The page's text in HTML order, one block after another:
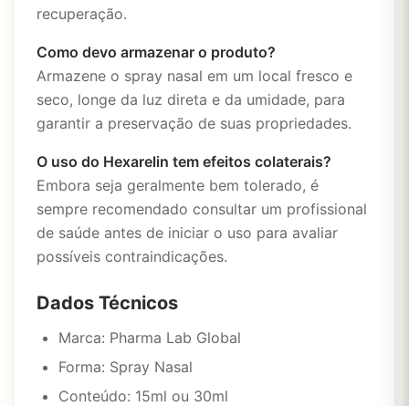
recuperação.
Como devo armazenar o produto?
Armazene o spray nasal em um local fresco e
seco, longe da luz direta e da umidade, para
garantir a preservação de suas propriedades.
O uso do Hexarelin tem efeitos colaterais?
Embora seja geralmente bem tolerado, é
sempre recomendado consultar um profissional
de saúde antes de iniciar o uso para avaliar
possíveis contraindicações.
Dados Técnicos
Marca: Pharma Lab Global
Forma: Spray Nasal
Conteúdo: 15ml ou 30ml